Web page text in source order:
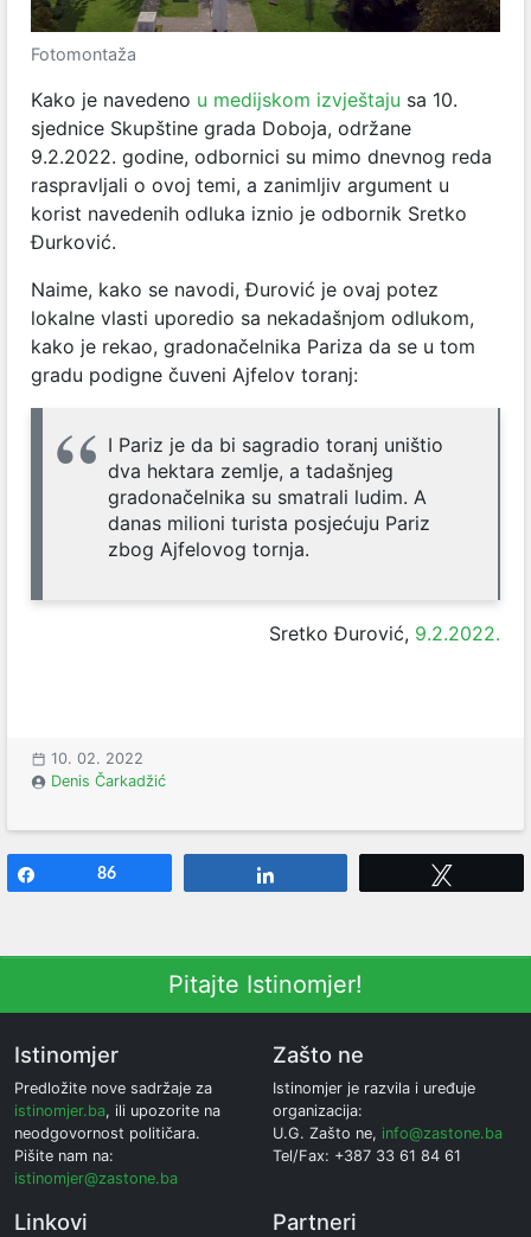
Fotomontaža
Kako je navedeno u medijskom izvještaju sa 10.
sjednice Skupštine grada Doboja, održane
9.2.2022. godine, odbornici su mimo dnevnog reda
raspravljali o ovoj temi, a zanimljiv argument u
korist navedenih odluka iznio je odbornik Sretko
Đurković.
Naime, kako se navodi, Đurović je ovaj potez
lokalne vlasti uporedio sa nekadašnjom odlukom,
kako je rekao, gradonačelnika Pariza da se u tom
gradu podigne čuveni Ajfelov toranj:
I Pariz je da bi sagradio toranj uništio
dva hektara zemlje, a tadašnjeg
gradonačelnika su smatrali ludim. A
danas milioni turista posjećuju Pariz
zbog Ajfelovog tornja.
Sretko Đurović, 9.2.2022.
10. 02. 2022
Denis Čarkadžić
86
Pitajte Istinomjer!
Istinomjer
Predložite nove sadržaje za
istinomjer.ba, ili upozorite na
neodgovornost političara.
Pišite nam na:
istinomjer@zastone.ba
Zašto ne
Istinomjer je razvila i uređuje
organizacija:
U.G. Zašto ne, info@zastone.ba
Tel/Fax: +387 33 61 84 61
Linkovi Partneri